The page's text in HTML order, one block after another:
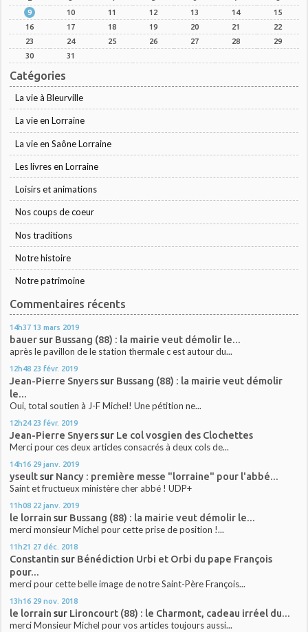
9
10 11 12 13 14
15
16
17 18 19 20 21
22
23
24 25 26 27 28
29
30
31
Catégories
La vie à Bleurville
La vie en Lorraine
La vie en Saône Lorraine
Les livres en Lorraine
Loisirs et animations
Nos coups de coeur
Nos traditions
Notre histoire
Notre patrimoine
Commentaires récents
14h37 13 mars 2019
bauersur Bussang (88) : la mairie veut démolir le...
après le pavillon de le station thermale c est autour du...
12h48 23 févr. 2019
Jean-Pierre Snyerssur Bussang (88) : la mairie veut démolir
le...
Oui, total soutien à J-F Michel! Une pétition ne...
12h24 23 févr. 2019
Jean-Pierre Snyerssur Le col vosgien des Clochettes
Merci pour ces deux articles consacrés à deux cols de...
14h16 29 janv. 2019
yseultsur Nancy : première messe "lorraine" pour l'abbé...
Saint et fructueux ministère cher abbé ! UDP+
11h08 22 janv. 2019
le lorrain sur Bussang (88) : la mairie veut démolir le...
merci monsieur Michel pour cette prise de position !...
11h21 27 déc. 2018
Constantin sur Bénédiction Urbi et Orbi du pape François
pour...
merci pour cette belle image de notre Saint-Père François...
13h16 29 nov. 2018
le lorrain sur Lironcourt (88) : le Charmont, cadeau irréel du...
merci Monsieur Michel pour vos articles toujours aussi...